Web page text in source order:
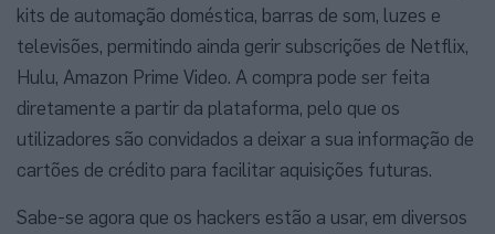
kits de automação doméstica, barras de som, luzes e
televisões, permitindo ainda gerir subscrições de Netflix,
Hulu, Amazon Prime Video. A compra pode ser feita
diretamente a partir da plataforma, pelo que os
utilizadores são convidados a deixar a sua informação de
cartões de crédito para facilitar aquisições futuras.
Sabe-se agora que os hackers estão a usar, em diversos